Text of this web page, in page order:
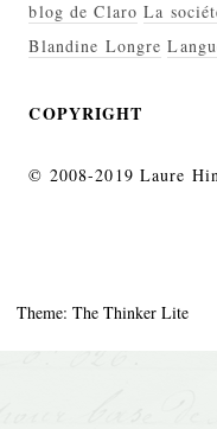
blog de Claro La
Blandine Longre
COPYRIGHT
© 2008-2019 Laure
Theme: The Thinker Lite